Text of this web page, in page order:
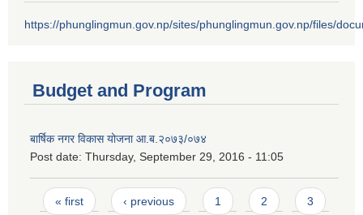
https://phunglingmun.gov.np/sites/phunglingmun.gov.np/files/
Budget and Program
बार्षिक नगर विकास योजना आ.ब.२०७३/०७४
Post date: Thursday, September 29, 2016 - 11:05
Pages
« first ‹ previous 1 2 3